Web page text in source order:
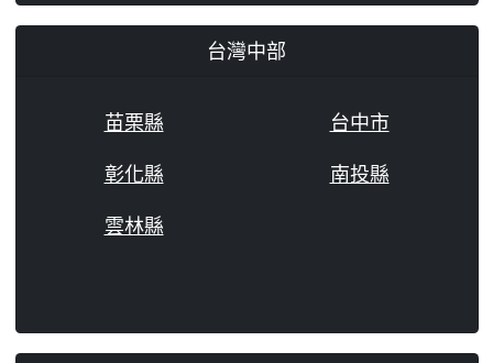
台灣中部
苗栗縣
台中市
彰化縣
南投縣
雲林縣